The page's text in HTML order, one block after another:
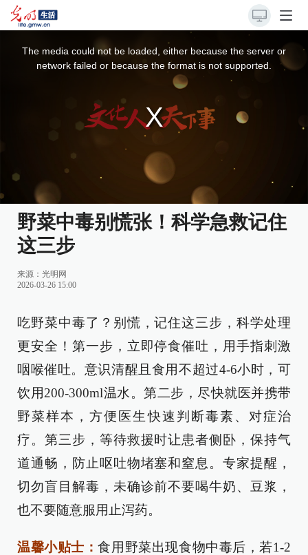
The media could not be loaded, either because the server or
network failed or because the format is not supported.
野菜中毒别慌张！科学急救记住
这三步
来源：光明网
2026-03-26 15:00
吃野菜中毒了？别慌，记住这三步，科学处理
更安全！第一步，立即停食催吐，用手指刺激
咽喉催吐。意识清醒且食用不超过4-6小时，可
饮用200-300ml温水。第二步，尽快就医并携带
野菜样本，方便医生快速判断毒素、对症治
疗。第三步，等待救援时让患者侧卧，保持气
道通畅，防止呕吐物堵塞和窒息。专家提醒，
切勿盲目解毒，未确诊前不要喝牛奶、豆浆，
也不要随意服用止泻药。
温馨小贴士：食用野菜出现食物中毒后，若1-2